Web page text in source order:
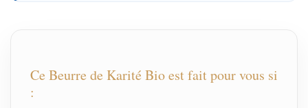
Ce Beurre de Karité Bio est fait pour vous si
: